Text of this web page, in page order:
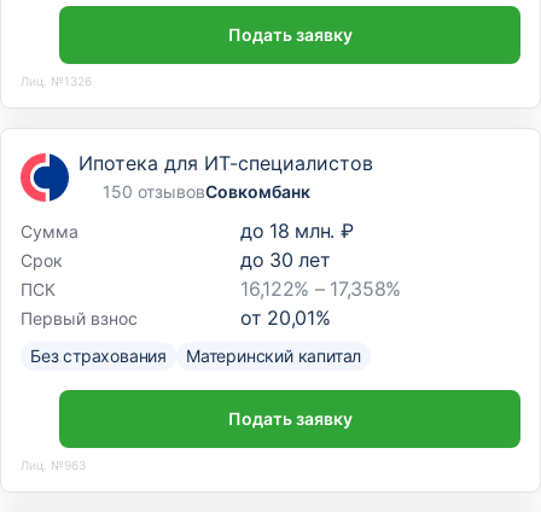
Подать заявку
Лиц. №1326
Ипотека для ИТ-специалистов
150 отзывовСовкомбанк
Сумма
до 18 млн. ₽
Срок до 30 лет
ПСК 16,122% – 17,358%
Первый взнос от 20,01%
Без страхования Материнский капитал
Подать заявку
Лиц. №963